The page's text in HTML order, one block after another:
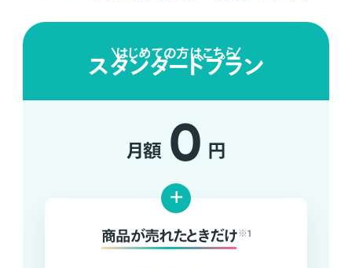
はじめての方はこちら
スタンダードプラン
月額 0 円
+
商品が売れたときだけ ※1